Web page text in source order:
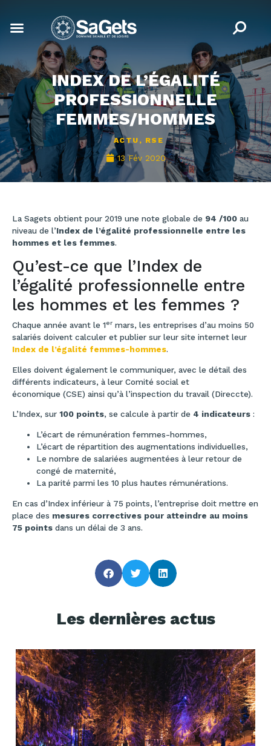
INDEX DE L’ÉGALITÉ
PROFESSIONNELLE
FEMMES/HOMMES
ACTU , RSE
13 Fév 2020
La Sagets obtient pour 2019 une note globale de 94 /100 au
niveau de l’Index de l’égalité professionnelle entre les
hommes et les femmes.
Qu’est-ce que l’Index de
l’égalité professionnelle entre
les hommes et les femmes ?
Chaque année avant le 1er mars, les entreprises d’au moins 50
salariés doivent calculer et publier sur leur site internet leur
Index de l’égalité femmes-hommes.
Elles doivent également le communiquer, avec le détail des
différents indicateurs, à leur Comité social et
économique (CSE) ainsi qu’à l’inspection du travail (Direccte).
L’Index, sur 100 points, se calcule à partir de 4 indicateurs :
L’écart de rémunération femmes-hommes,
L’écart de répartition des augmentations individuelles,
Le nombre de salariées augmentées à leur retour de
congé de maternité,
La parité parmi les 10 plus hautes rémunérations.
En cas d’Index inférieur à 75 points, l’entreprise doit mettre en
place des mesures correctives pour atteindre au moins
75 points dans un délai de 3 ans.
Les dernières actus